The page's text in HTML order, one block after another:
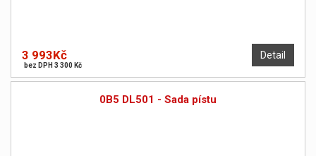
Detail
3 993Kč
bez DPH 3 300 Kč
0B5 DL501 - Sada pístu